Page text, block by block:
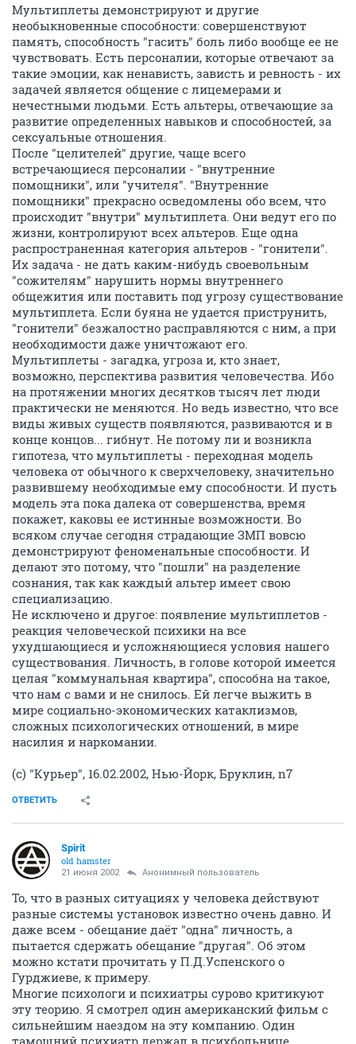
Мультиплеты демонстрируют и другие
необыкновенные способности: совершенствуют
память, способность "гасить" боль либо вообще ее не
чувствовать. Есть персоналии, которые отвечают за
такие эмоции, как ненависть, зависть и ревность - их
задачей является общение с лицемерами и
нечестными людьми. Есть альтеры, отвечающие за
развитие определенных навыков и способностей, за
сексуальные отношения.
После "целителей" другие, чаще всего
встречающиеся персоналии - "внутренние
помощники", или "учителя". "Внутренние
помощники" прекрасно осведомлены обо всем, что
происходит "внутри" мультиплета. Они ведут его по
жизни, контролируют всех альтеров. Еще одна
распространенная категория альтеров - "гонители".
Их задача - не дать каким-нибудь своевольным
"сожителям" нарушить нормы внутреннего
общежития или поставить под угрозу существование
мультиплета. Если буяна не удается приструнить,
"гонители" безжалостно расправляются с ним, а при
необходимости даже уничтожают его.
Мультиплеты - загадка, угроза и, кто знает,
возможно, перспектива развития человечества. Ибо
на протяжении многих десятков тысяч лет люди
практически не меняются. Но ведь известно, что все
виды живых существ появляются, развиваются и в
конце концов... гибнут. Не потому ли и возникла
гипотеза, что мультиплеты - переходная модель
человека от обычного к сверхчеловеку, значительно
развившему необходимые ему способности. И пусть
модель эта пока далека от совершенства, время
покажет, каковы ее истинные возможности. Во
всяком случае сегодня страдающие ЗМП вовсю
демонстрируют феноменальные способности. И
делают это потому, что "пошли" на разделение
сознания, так как каждый альтер имеет свою
специализацию.
Не исключено и другое: появление мультиплетов -
реакция человеческой психики на все
ухудшающиеся и усложняющиеся условия нашего
существования. Личность, в голове которой имеется
целая "коммунальная квартира", способна на такое,
что нам с вами и не снилось. Ей легче выжить в
мире социально-экономических катаклизмов,
сложных психологических отношений, в мире
насилия и наркомании.
(с) "Курьер", 16.02.2002, Нью-Йорк, Бруклин, n7
ОТВЕТИТЬ
Spirit
old hamster
21 июня 2002 Анонимный пользователь
То, что в разных ситуациях у человека действуют
разные системы установок известно очень давно. И
даже всем - обещание даёт "одна" личность, а
пытается сдержать обещание "другая". Об этом
можно кстати прочитать у П.Д.Успенского о
Гурджиеве, к примеру.
Многие психологи и психиатры сурово критикуют
эту теорию. Я смотрел один американский фильм с
сильнейшим наездом на эту компанию. Один
тамошний психиатр держал в психбольнице